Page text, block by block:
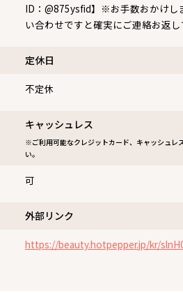
ID：@875ysfid】※お手数おかけし
い合わせですと確実にご連絡お返
定休⽇
不定休
キャッシュレス
※ご利用可能なクレジットカード、キャッシュレ
い。
可
外部リンク
https://beauty.hotpepper.jp/kr/